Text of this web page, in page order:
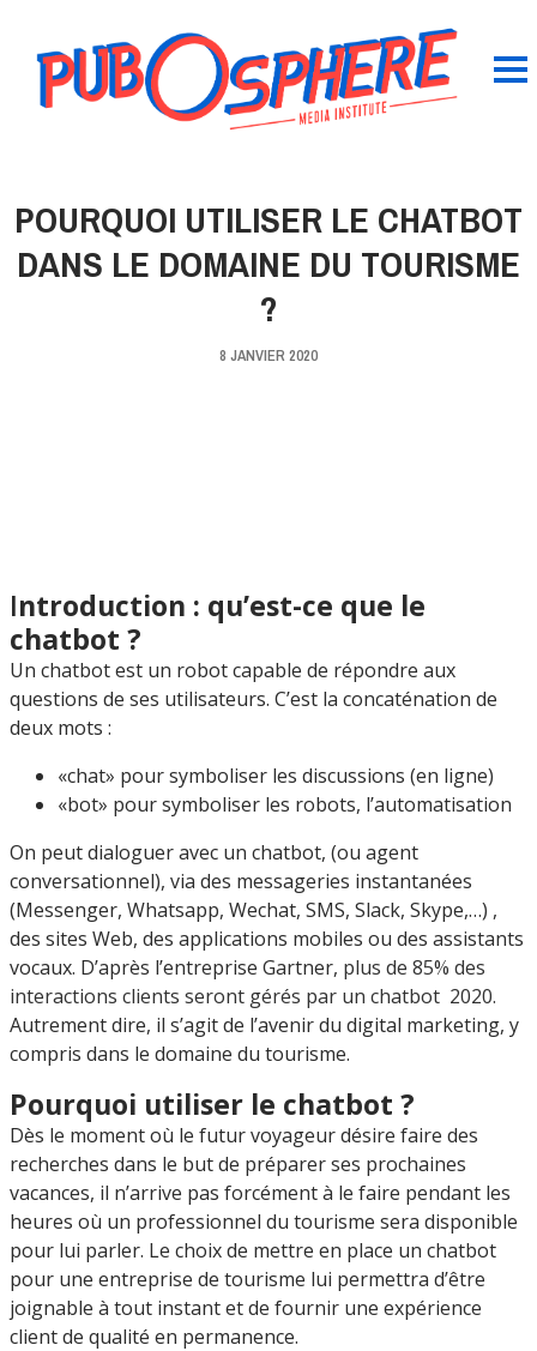
POURQUOI UTILISER LE CHATBOT
DANS LE DOMAINE DU TOURISME
?
8 JANVIER 2020
Introduction : qu’est-ce que le
chatbot ?
Un chatbot est un robot capable de répondre aux
questions de ses utilisateurs. C’est la concaténation de
deux mots :
«chat» pour symboliser les discussions (en ligne)
«bot» pour symboliser les robots, l’automatisation
On peut dialoguer avec un chatbot, (ou agent
conversationnel), via des messageries instantanées
(Messenger, Whatsapp, Wechat, SMS, Slack, Skype,…) ,
des sites Web, des applications mobiles ou des assistants
vocaux. D’après l’entreprise Gartner, plus de 85% des
interactions clients seront gérés par un chatbot 2020.
Autrement dire, il s’agit de l’avenir du digital marketing, y
compris dans le domaine du tourisme.
Pourquoi utiliser le chatbot ?
Dès le moment où le futur voyageur désire faire des
recherches dans le but de préparer ses prochaines
vacances, il n’arrive pas forcément à le faire pendant les
heures où un professionnel du tourisme sera disponible
pour lui parler. Le choix de mettre en place un chatbot
pour une entreprise de tourisme lui permettra d’être
joignable à tout instant et de fournir une expérience
client de qualité en permanence.